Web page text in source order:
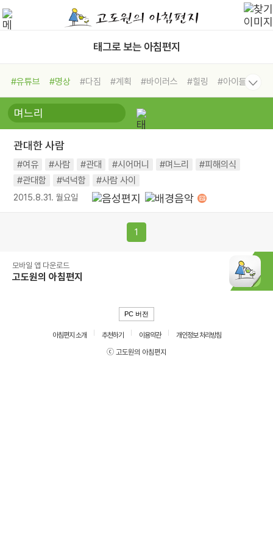
태그로 보는 아침편지
#유튜브 #명상 #다짐 #계획 #바이러스 #힐링
#아이들
#비전캠프
#독서캠프 #삶
#희망
#나눔 #친구 #링컨학교
#독서
#건강
관대한 사람
#여유 #사람 #관대 #시어머니 #며느리
#피해의식
#관대함
#넉넉함 #사람 사이
2015.8.31. 월요일
1
모바일 앱 다운로드
고도원의 아침편지
PC 버전
아침편지 소개 추천하기 이용약관
개인정보 처리방침
ⓒ 고도원의 아침편지